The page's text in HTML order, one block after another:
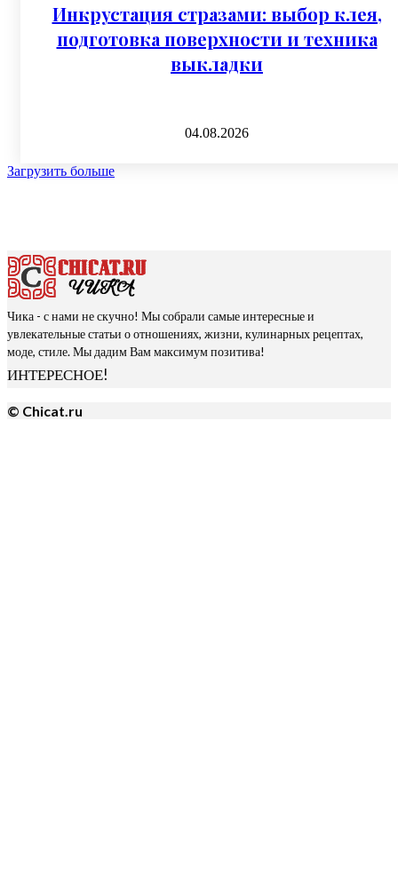
Инкрустация стразами: выбор клея,
подготовка поверхности и техника
выкладки
04.08.2026
Загрузить больше
Чика - с нами не скучно! Мы собрали самые интересные и
увлекательные статьи о отношениях, жизни, кулинарных рецептах,
моде, стиле. Мы дадим Вам максимум позитива!
ИНТЕРЕСНОЕ!
© Chicat.ru